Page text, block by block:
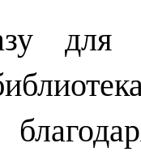
для